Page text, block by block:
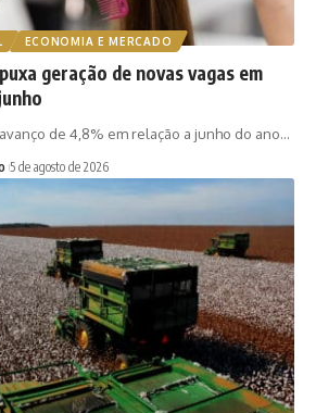
ECONOMIA E MERCADO
geração de novas vagas em
de 4,8% em relação a junho do ano…
5 de agosto de 2026